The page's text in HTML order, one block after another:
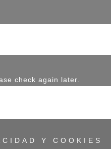
check again later.
Y COOKIES